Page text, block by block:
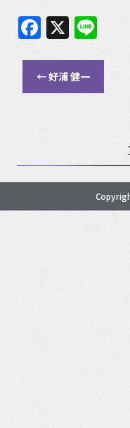
F
c
e
o
k
X
←好浦 健一